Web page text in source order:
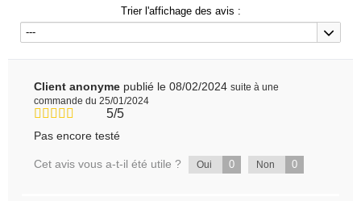
Trier l'affichage des avis :
---
Client anonyme publié le 08/02/2024 suite à une
commande du 25/01/2024
5/5
Pas encore testé
Cet avis vous a-t-il été utile ? Oui 0 Non 0